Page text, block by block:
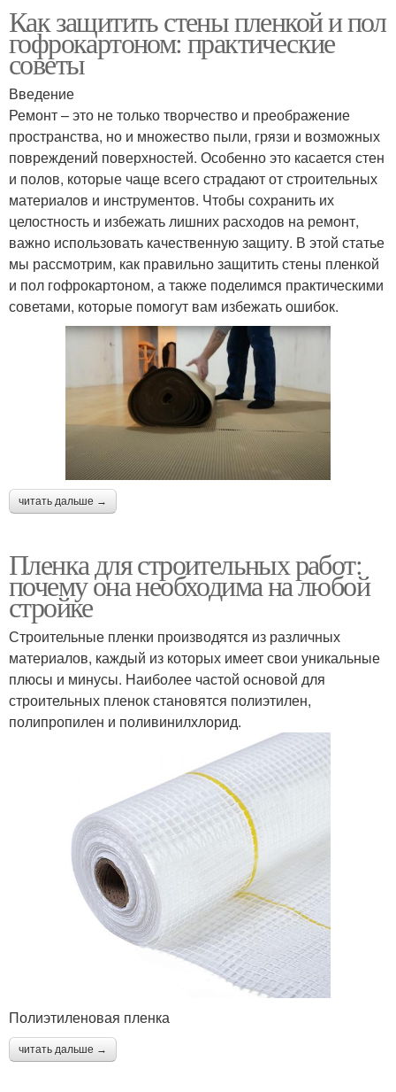
Как защитить стены пленкой и пол
гофрокартоном: практические
советы
Введение
Ремонт – это не только творчество и преображение
пространства, но и множество пыли, грязи и возможных
повреждений поверхностей. Особенно это касается стен
и полов, которые чаще всего страдают от строительных
материалов и инструментов. Чтобы сохранить их
целостность и избежать лишних расходов на ремонт,
важно использовать качественную защиту. В этой статье
мы рассмотрим, как правильно защитить стены пленкой
и пол гофрокартоном, а также поделимся практическими
советами, которые помогут вам избежать ошибок.
читать дальше →
Пленка для строительных работ:
почему она необходима на любой
стройке
Строительные пленки производятся из различных
материалов, каждый из которых имеет свои уникальные
плюсы и минусы. Наиболее частой основой для
строительных пленок становятся полиэтилен,
полипропилен и поливинилхлорид.
Полиэтиленовая пленка
читать дальше →